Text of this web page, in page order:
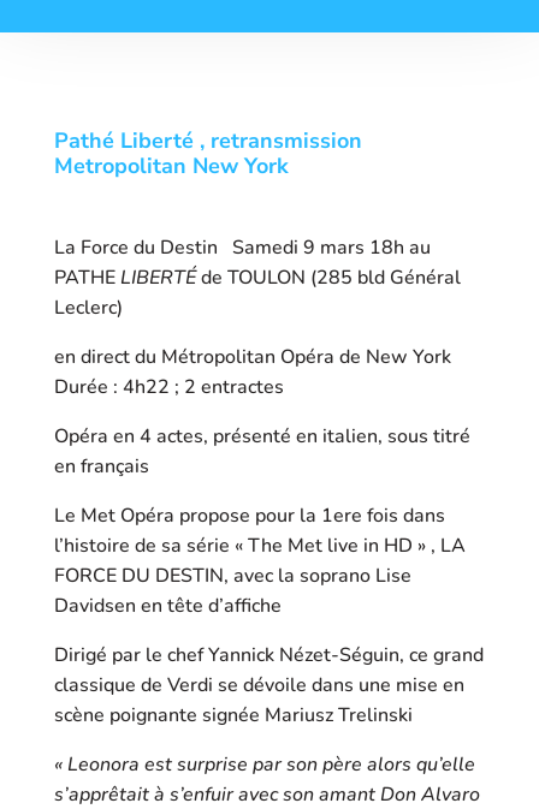
Pathé Liberté , retransmission
Metropolitan New York
La Force du Destin Samedi 9 mars 18h au
PATHE LIBERTÉde TOULON (285 bld Général
Leclerc)
en direct du Métropolitan Opéra de New York
Durée : 4h22 ; 2 entractes
Opéra en 4 actes, présenté en italien, sous titré
en français
Le Met Opéra propose pour la 1ere fois dans
l’histoire de sa série « The Met live in HD » , LA
FORCE DU DESTIN, avec la soprano Lise
Davidsen en tête d’affiche
Dirigé par le chef Yannick Nézet-Séguin, ce grand
classique de Verdi se dévoile dans une mise en
scène poignante signée Mariusz Trelinski
« Leonora est surprise par son père alors qu’elle
s’apprêtait à s’enfuir avec son amant Don Alvaro